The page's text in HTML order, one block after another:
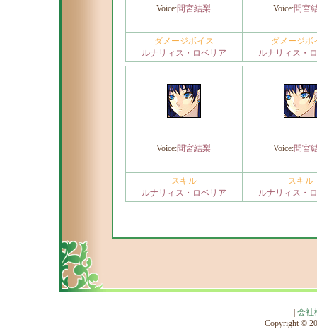
Voice:間宮結梨 Voice:間宮
ダメージボイス
ルナリィス・ロベリア
ダメージボ
ルナリィス・
Voice:間宮結梨 Voice:間宮
スキル
ルナリィス・ロベリア
スキル
ルナリィス・
会社
Copyright ©